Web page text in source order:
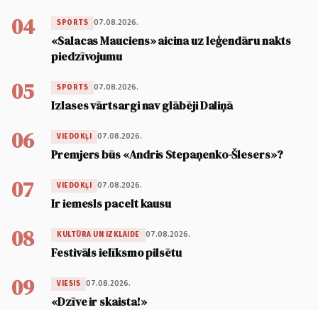
04 SPORTS 07.08.2026.
«Salacas Mauciens» aicina uz leģendāru nakts
piedzīvojumu
05 SPORTS 07.08.2026.
Izlases vārtsargi nav glābēji Daliņā
06 VIEDOKĻI 07.08.2026.
Premjers būs «Andris Stepaņenko-Šlesers»?
07 VIEDOKĻI 07.08.2026.
Ir iemesls pacelt kausu
08 KULTŪRA UN IZKLAIDE 07.08.2026.
Festivāls ielīksmo pilsētu
09 VIESIS 07.08.2026.
«Dzīve ir skaista!»